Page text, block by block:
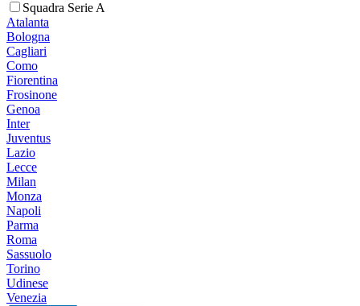
Squadra Serie A
Atalanta
Bologna
Cagliari
Como
Fiorentina
Frosinone
Genoa
Inter
Juventus
Lazio
Lecce
Milan
Monza
Napoli
Parma
Roma
Sassuolo
Torino
Udinese
Venezia